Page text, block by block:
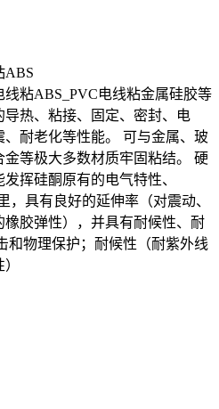
ABS
线粘ABS_PVC电线粘金属硅胶等
导热、粘接、固定、密封、电
耐老化等性能。 可与金属、玻
等极大多数材质牢固粘结。 硬
挥硅酮原有的电气特性、
具有良好的延伸率（对震动、
胶弹性），并具有耐候性、耐
和物理保护；耐候性（耐紫外线